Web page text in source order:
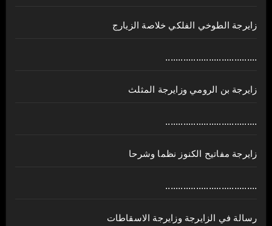
زايرجة الطوخي الفلكي خلاصة الزيارج
....................................
زايرجة بن الرومي وزايرجة المثلث
....................................
زايرجة مفاتيح الكنوز نظما وشرحا
....................................
رسالة في الزايرجة وزايرجة الاسقاطات